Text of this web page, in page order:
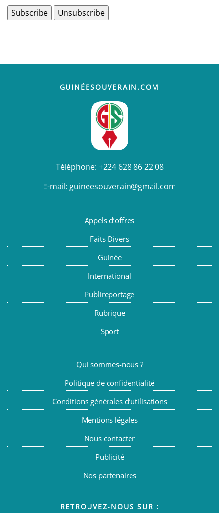
GUINÉESOUVERAIN.COM
Téléphone: +224 628 86 22 08
E-mail: guineesouverain@gmail.com
Appels d’offres
Faits Divers
Guinée
International
Publireportage
Rubrique
Sport
Qui sommes-nous ?
Politique de confidentialité
Conditions générales d’utilisations
Mentions légales
Nous contacter
Publicité
Nos partenaires
RETROUVEZ-NOUS SUR :